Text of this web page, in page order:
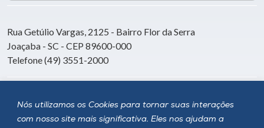
Nós utilizamos os Cookies para tornar suas interações
com nosso site mais significativa. Eles nos ajudam a
Rua Getúlio Vargas, 2125 - Bairro Flor da Serra
Joaçaba - SC - CEP 89600-000
Telefone (49) 3551-2000
Siga a Unoesc